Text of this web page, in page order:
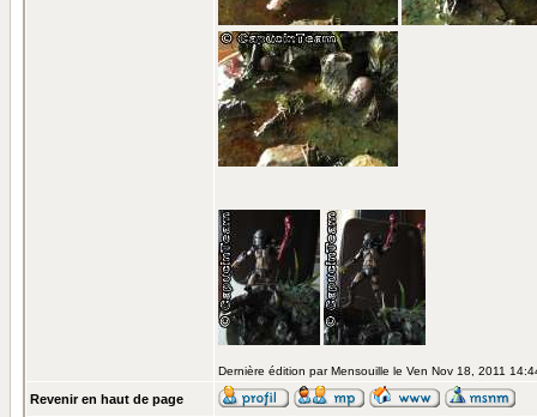
Dernière édition par Mensouille le Ven Nov 18, 2011
Revenir en haut de page